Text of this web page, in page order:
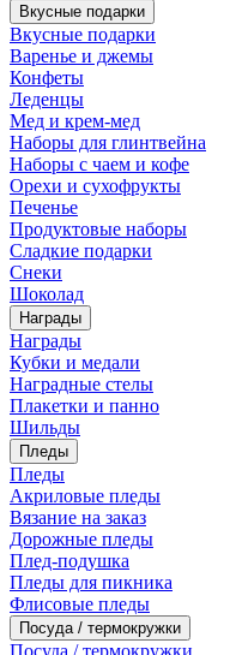
Вкусные подарки
Вкусные подарки
Варенье и джемы
Конфеты
Леденцы
Мед и крем-мед
Наборы для глинтвейна
Наборы с чаем и кофе
Орехи и сухофрукты
Печенье
Продуктовые наборы
Сладкие подарки
Снеки
Шоколад
Награды
Награды
Кубки и медали
Наградные стелы
Плакетки и панно
Шильды
Пледы
Пледы
Акриловые пледы
Вязание на заказ
Дорожные пледы
Плед-подушка
Пледы для пикника
Флисовые пледы
Посуда / термокружки
Посуда / термокружки